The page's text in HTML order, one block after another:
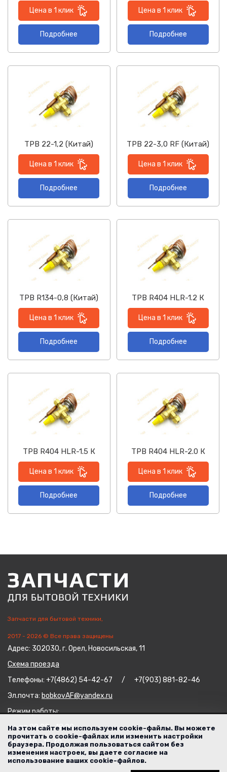
Цена в 1 клик
Подробнее
Цена в 1 клик
Подробнее
ТРВ 22-1,2 (Китай)
Цена в 1 клик
Подробнее
ТРВ 22-3,0 RF (Китай)
Цена в 1 клик
Подробнее
ТРВ R134-0,8 (Китай)
Цена в 1 клик
Подробнее
ТРВ R404 HLR-1.2 К
Цена в 1 клик
Подробнее
ТРВ R404 HLR-1.5 К
Цена в 1 клик
Подробнее
ТРВ R404 HLR-2.0 К
Цена в 1 клик
Подробнее
Запчасти для бытовой техники,
2017 - 2026 © Все права защищены
Адрес: 302030, г. Орел, Новосильская, 11
Схема проезда
Телефоны: +7(4862) 54-42-67 / +7(903) 881-82-46
Эл.почта: bobkovAF@yandex.ru
Режим работы:
пн-пт 09:00 - 18:00
сб 09:30 - 15:30
вс выходной
На этом сайте мы используем cookie-файлы. Вы можете
прочитать о cookie-файлах или изменить настройки
браузера. Продолжая пользоваться сайтом без
изменения настроек, вы даете согласие на
использование ваших cookie-файлов.